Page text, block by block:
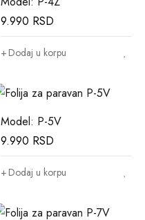
9.990 RSD
Dodaj u korpu
Model: P-5V
9.990 RSD
Dodaj u korpu